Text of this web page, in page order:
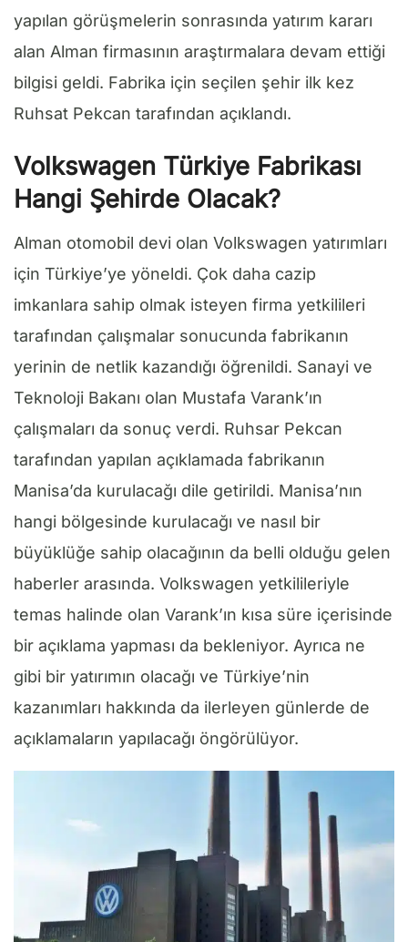
yapılan görüşmelerin sonrasında yatırım kararı
alan Alman firmasının araştırmalara devam ettiği
bilgisi geldi. Fabrika için seçilen şehir ilk kez
Ruhsat Pekcan tarafından açıklandı.
Volkswagen Türkiye Fabrikası
Hangi Şehirde Olacak?
Alman otomobil devi olan Volkswagen yatırımları
için Türkiye’ye yöneldi. Çok daha cazip
imkanlara sahip olmak isteyen firma yetkilileri
tarafından çalışmalar sonucunda fabrikanın
yerinin de netlik kazandığı öğrenildi. Sanayi ve
Teknoloji Bakanı olan Mustafa Varank’ın
çalışmaları da sonuç verdi. Ruhsar Pekcan
tarafından yapılan açıklamada fabrikanın
Manisa’da kurulacağı dile getirildi. Manisa’nın
hangi bölgesinde kurulacağı ve nasıl bir
büyüklüğe sahip olacağının da belli olduğu gelen
haberler arasında. Volkswagen yetkilileriyle
temas halinde olan Varank’ın kısa süre içerisinde
bir açıklama yapması da bekleniyor. Ayrıca ne
gibi bir yatırımın olacağı ve Türkiye’nin
kazanımları hakkında da ilerleyen günlerde de
açıklamaların yapılacağı öngörülüyor.